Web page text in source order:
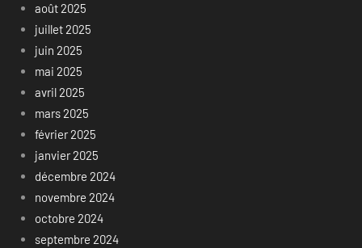
août 2025
juillet 2025
juin 2025
mai 2025
avril 2025
mars 2025
février 2025
janvier 2025
décembre 2024
novembre 2024
octobre 2024
septembre 2024